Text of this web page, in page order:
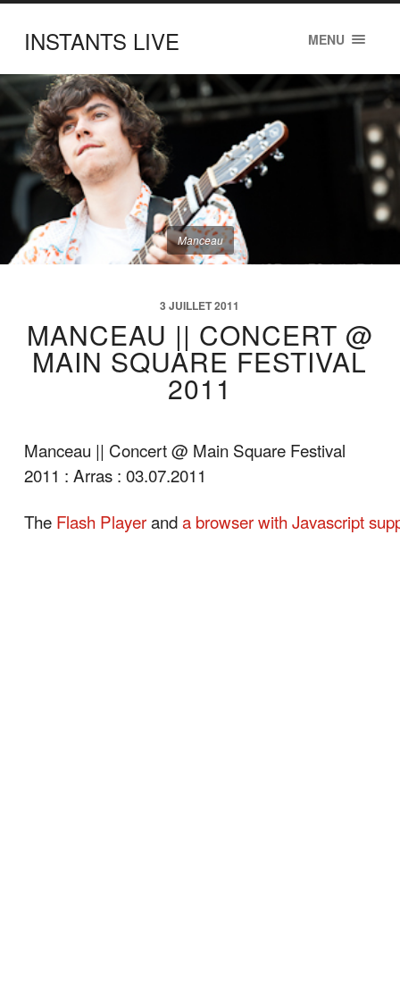
INSTANTS LIVE MENU
Manceau
3 JUILLET 2011
MANCEAU || CONCERT @
MAIN SQUARE FESTIVAL
2011
Manceau || Concert @ Main Square Festival
2011 : Arras : 03.07.2011
The Flash Playeranda browser with Javascript